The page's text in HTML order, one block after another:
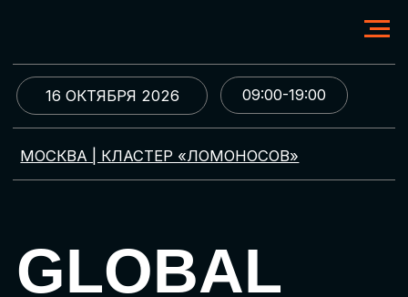
МОСКВА | КЛАСТЕР «ЛОМОНОСОВ»
GLOBAL
TECH
09:00-19:00
16 ОКТЯБРЯ 2026